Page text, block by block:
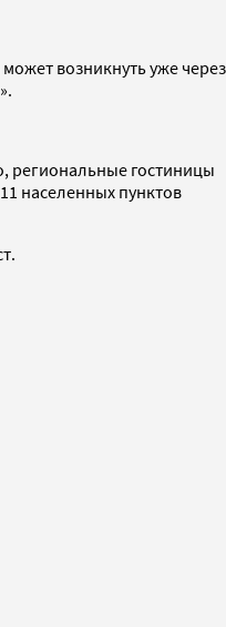
возникнуть уже через
региональные гостиницы
населенных пунктов